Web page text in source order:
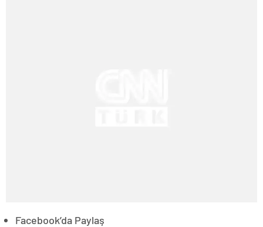
Facebook’da Paylaş